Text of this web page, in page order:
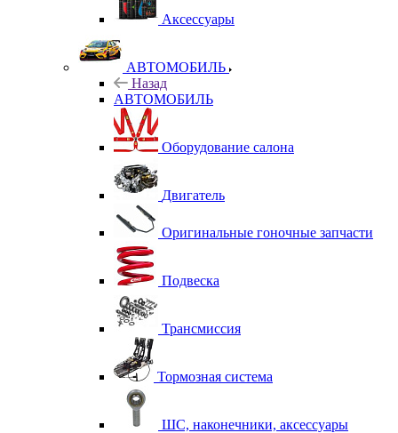
Аксессуары
АВТОМОБИЛЬ
Назад
АВТОМОБИЛЬ
Оборудование салона
Двигатель
Оригинальные гоночные запчасти
Подвеска
Трансмиссия
Тормозная система
ШС, наконечники, аксессуары